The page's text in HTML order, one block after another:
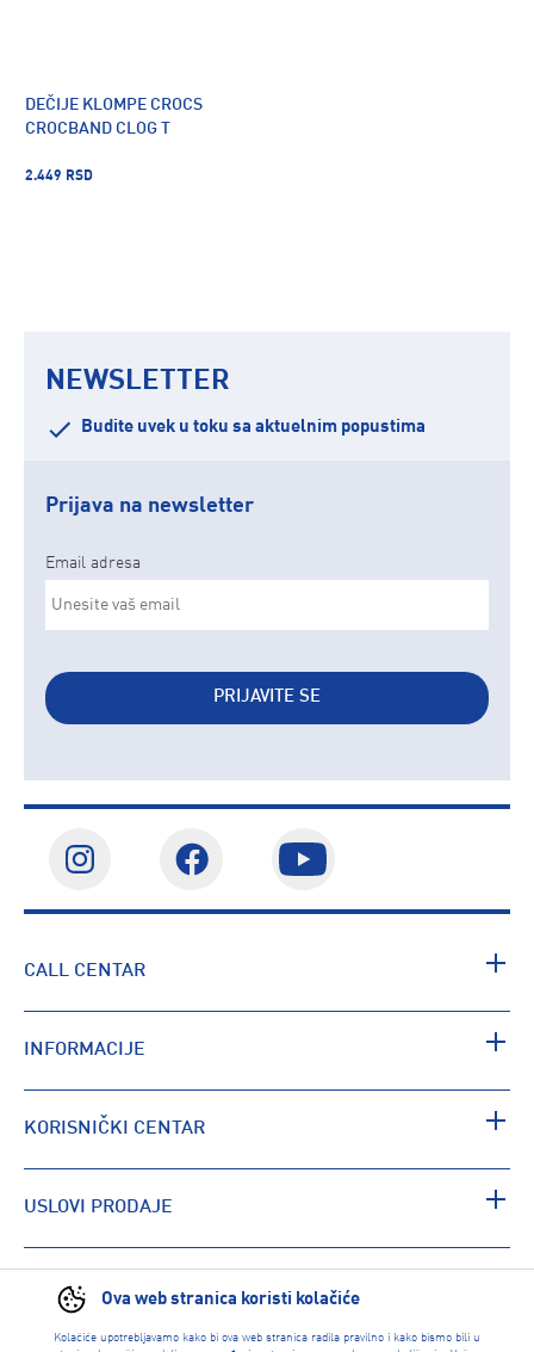
Ova web stranica koristi kolačiće
Kolačiće upotrebljavamo kako bi ova web stranica radila pravilno i kako bismo bili u
DEČIJE KLOMPE CROCS
CROCBAND CLOG T
2.449 RSD
NEWSLETTER
Budite uvek u toku sa aktuelnim popustima
Prijava na newsletter
Email adresa
PRIJAVITE SE
CALL CENTAR
INFORMACIJE
KORISNIČKI CENTAR
USLOVI PRODAJE
PRONAĐI RADNJU